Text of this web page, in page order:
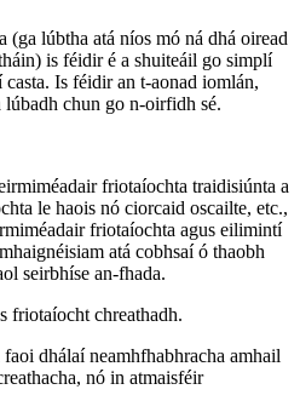
(ga lúbtha atá níos mó ná dhá oiread
is féidir é a shuiteáil go simplí
Is féidir an t-aonad iomlán,
lúbadh chun go n-oirfidh sé.
friotaíochta traidisiúnta a
le haois nó ciorcaid oscailte, etc.,
friotaíochta agus eilimintí
atá cobhsaí ó thaobh
seirbhíse an-fhada.
friotaíocht chreathadh.
dhálaí neamhfhabhracha amhail
nó in atmaisféir